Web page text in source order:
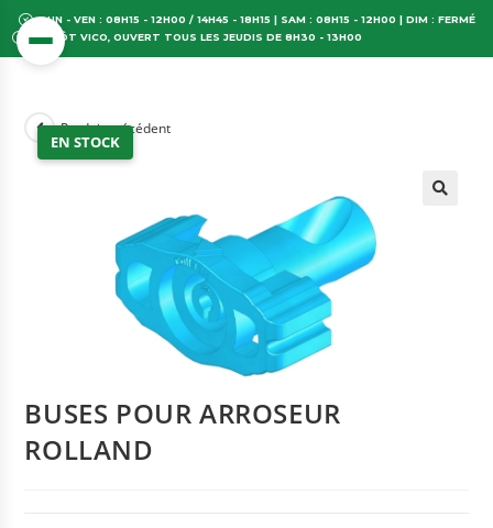
LUN - VEN : 08H15 - 12H00 / 14H45 - 18H15 | SAM : 08H15 - 12H00 | DIM : FERMÉ
DÉPÔT VICO, OUVERT TOUS LES JEUDIS DE 8H30 - 13H00
EN STOCK
Produit précédent
BUSES POUR ARROSEUR
ROLLAND